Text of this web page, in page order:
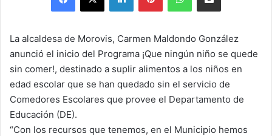
La alcaldesa de Morovis, Carmen Maldondo González
anunció el inicio del Programa ¡Que ningún niño se quede
sin comer!, destinado a suplir alimentos a los niños en
edad escolar que se han quedado sin el servicio de
Comedores Escolares que provee el Departamento de
Educación (DE).
“Con los recursos que tenemos, en el Municipio hemos